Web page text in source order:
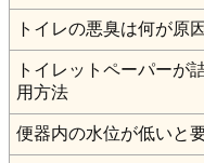
トイレの悪臭は何が原
トイレットペーパーが
用方法
便器内の水位が低いと